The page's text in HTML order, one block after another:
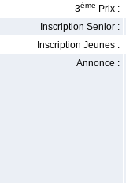
3ème Prix :
Inscription Senior :
Inscription Jeunes :
Annonce :